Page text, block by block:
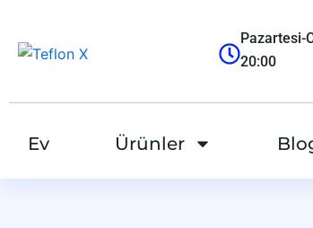
Pazartesi-
20:00
Ev Ürünler